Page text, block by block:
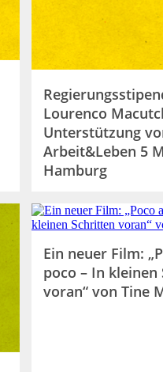
Lourenco
Unterstützung
Arbeit&Leben 5
Hamburg
Ein neuer Film:
poco – In
voran“ von Tine